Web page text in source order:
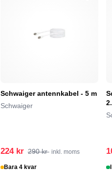
Schwaiger antennkabel - 5 m
Schwaiger
224 kr 290 kr inkl. moms
Bara 4 kvar